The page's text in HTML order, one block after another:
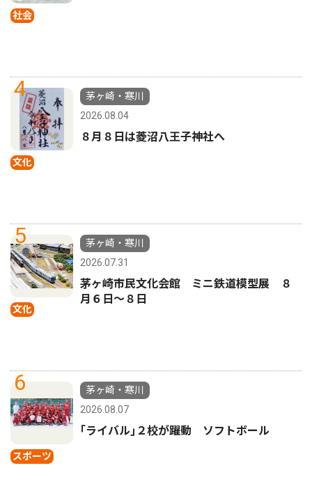
社会
4
文化
茅ヶ崎・寒川
2026.08.04
８月８日は菱沼八王子神社へ
5
文化
茅ヶ崎・寒川
2026.07.31
茅ヶ崎市民文化会館 ミニ鉄道模型展 ８
月６日〜８日
6
スポーツ
茅ヶ崎・寒川
2026.08.07
｢ライバル｣２校が躍動 ソフトボール